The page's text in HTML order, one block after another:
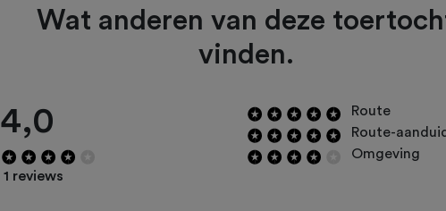
Wat anderen van deze
vinden.
4,0
1 reviews
Route
Route-
Omgeving